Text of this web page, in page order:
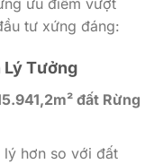
tư xứng đáng:
Lý Tưởng
đất Rừng
hơn so với đất